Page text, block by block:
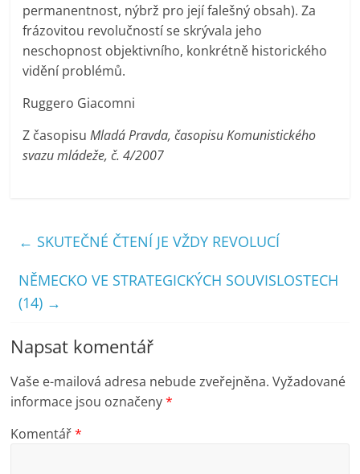
permanentnost, nýbrž pro její falešný obsah). Za
frázovitou revolučností se skrývala jeho
neschopnost objektivního, konkrétně historického
vidění problémů.
Ruggero Giacomni
Z časopisuMladá Pravda, časopisu Komunistického
svazu mládeže, č. 4/2007
← SKUTEČNÉ ČTENÍ JE VŽDY REVOLUCÍ
NĚMECKO VE STRATEGICKÝCH SOUVISLOSTECH
(14) →
Napsat komentář
Vaše e-mailová adresa nebude zveřejněna. Vyžadované
informace jsou označeny*
Komentář*